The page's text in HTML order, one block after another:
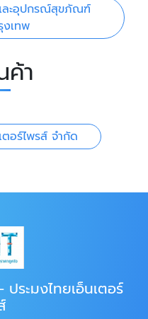
ละอุปกรณ์สุขภัณฑ์
งเทพ
ค้า
ตอร์ไพรส์ จำกัด
ระมงไทยเอ็นเตอร์